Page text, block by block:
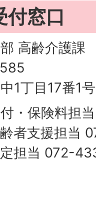
付窓口
高齢介護課
1丁目17番1
・保険料担
支援担当
当 072-